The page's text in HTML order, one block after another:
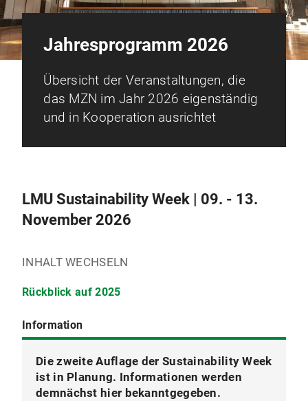
Jahresprogramm 2026
Übersicht der Veranstaltungen, die
das MZN im Jahr 2026 eigenständig
und in Kooperation ausrichtet
LMU Sustainability Week | 09. - 13.
November 2026
INHALT WECHSELN
Information
Rückblick auf 2025
Die zweite Auflage der Sustainability Week
ist in Planung. Informationen werden
demnächst hier bekanntgegeben.